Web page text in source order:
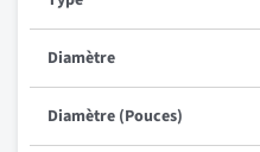
Diamètre
Diamètre (Pouces)